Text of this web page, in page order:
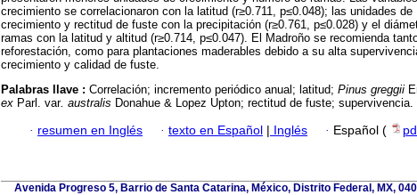
crecimiento se correlacionaron con la latitud (r≥0.711, p≤0.048); las unidades de
crecimiento y rectitud de fuste con la precipitación (r≥0.761, p≤0.028) y el
ramas con la latitud y altitud (r≥0.714, p≤0.047). El Madroño se recomienda
reforestación, como para plantaciones maderables debido a su alta
crecimiento y calidad de fuste.
Palabras llave : Correlación; incremento periódico anual; latitud; Pinus greggii
ex Parl. var. australis Donahue & Lopez Upton; rectitud de fuste; supervivencia.
· resumen en Inglés · texto en Español | Inglés · Español (
Avenida Progreso 5, Barrio de Santa Catarina, México, Distrito Federal, MX,